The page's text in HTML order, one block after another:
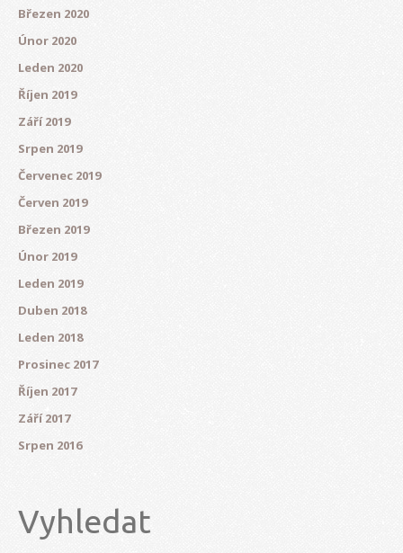
Březen 2020
Únor 2020
Leden 2020
Říjen 2019
Září 2019
Srpen 2019
Červenec 2019
Červen 2019
Březen 2019
Únor 2019
Leden 2019
Duben 2018
Leden 2018
Prosinec 2017
Říjen 2017
Září 2017
Srpen 2016
Vyhledat